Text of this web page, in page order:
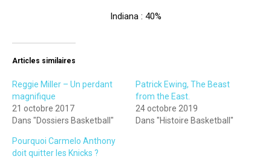
Indiana : 40%
Articles similaires
Reggie Miller – Un perdant
magnifique
21 octobre 2017
Dans "Dossiers Basketball"
Patrick Ewing, The Beast
from the East.
24 octobre 2019
Dans "Histoire Basketball"
Pourquoi Carmelo Anthony
doit quitter les Knicks ?